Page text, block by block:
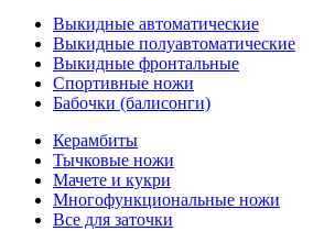
Выкидные автоматические
Выкидные полуавтоматические
Выкидные фронтальные
Спортивные ножи
Бабочки (балисонги)
Керамбиты
Тычковые ножи
Мачете и кукри
Многофункциональные ножи
Все для заточки